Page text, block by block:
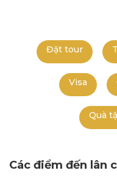
Đặt tour
Visa
Quà
Các điểm đến lân